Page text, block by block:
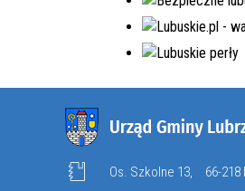
Os. Szkolne 13,
66-218